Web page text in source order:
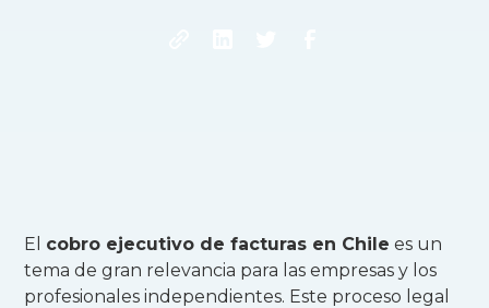
El cobro ejecutivo de facturas en Chile es un
tema de gran relevancia para las empresas y los
profesionales independientes. Este proceso legal